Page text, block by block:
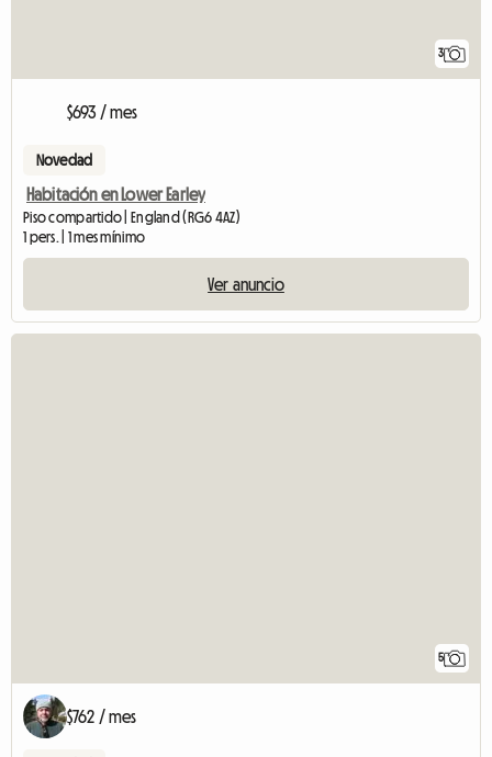
3
$693 / mes
Novedad
Habitación en Lower Earley
Piso compartido | England (RG6 4AZ)
1 pers. | 1 mes mínimo
Ver anuncio
5
$762 / mes